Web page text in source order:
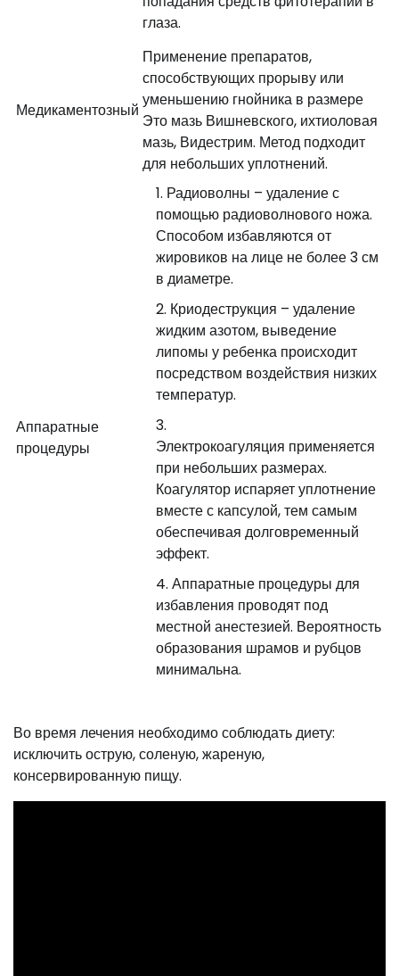
глаза.
Медикаментозный
Применение препаратов,
способствующих прорыву или
уменьшению гнойника в размере
Это мазь Вишневского, ихтиоловая
мазь, Видестрим. Метод подходит
для небольших уплотнений.
Аппаратные
процедуры
Радиоволны – удаление с
помощью радиоволнового ножа.
Способом избавляются от
жировиков на лице не более 3 см
в диаметре.
Криодеструкция – удаление
жидким азотом, выведение
липомы у ребенка происходит
посредством воздействия низких
температур.
Электрокоагуляция применяется
при небольших размерах.
Коагулятор испаряет уплотнение
вместе с капсулой, тем самым
обеспечивая долговременный
эффект.
Аппаратные процедуры для
избавления проводят под
местной анестезией. Вероятность
образования шрамов и рубцов
минимальна.
Во время лечения необходимо соблюдать диету:
исключить острую, соленую, жареную,
консервированную пищу.